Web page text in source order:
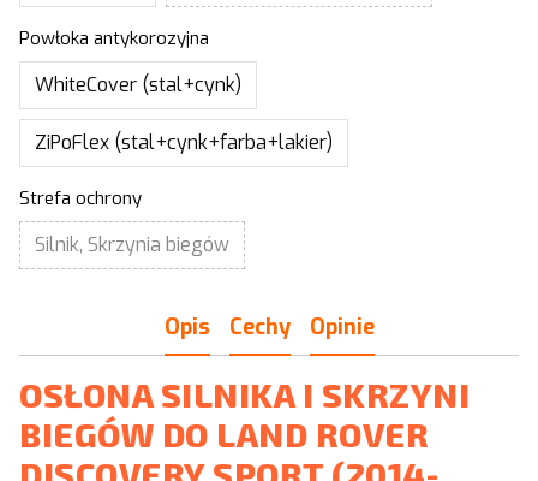
Powłoka antykorozyjna
WhiteCover (stal+cynk)
ZiPoFlex (stal+cynk+farba+lakier)
Strefa ochrony
Silnik, Skrzynia biegów
Opis Cechy Opinie
OSŁONA SILNIKA I SKRZYNI
BIEGÓW DO LAND ROVER